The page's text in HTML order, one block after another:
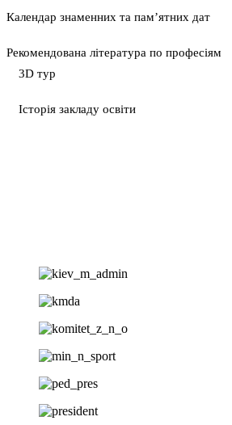
Календар знаменних та пам’ятних дат
Рекомендована література по професіям
3D тур
Історія закладу освіти